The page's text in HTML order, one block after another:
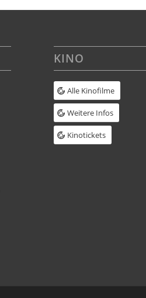
KINO
Alle Kinofilme
Weitere Infos
Kinotickets